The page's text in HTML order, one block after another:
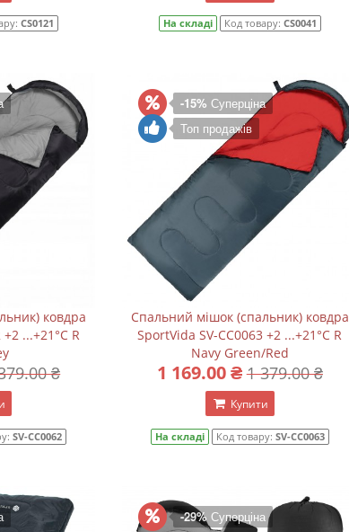
CS0121 На складі Код товару: CS0041
ковдра
...+21°C R
₴
SV-CC0062
-15% Суперціна
Топ продажів
Спальний мішок (спальник) ковдра
SportVida SV-CC0063 +2 ...+21°C R
Navy Green/Red
1 169.00 ₴ 1 379.00 ₴
Купити
На складі Код товару: SV-CC0063
-29% Суперціна